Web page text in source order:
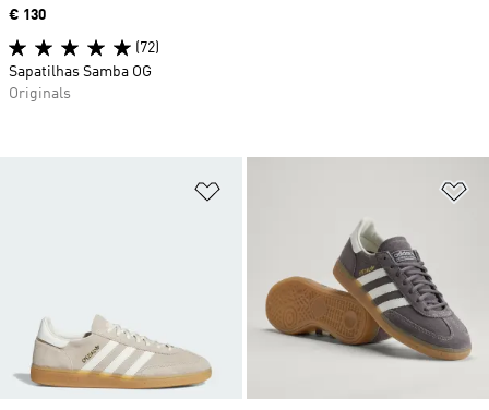
Adicionar à Lista de Desejos
Price
€ 130
(72)
Sapatilhas Samba OG
Originals